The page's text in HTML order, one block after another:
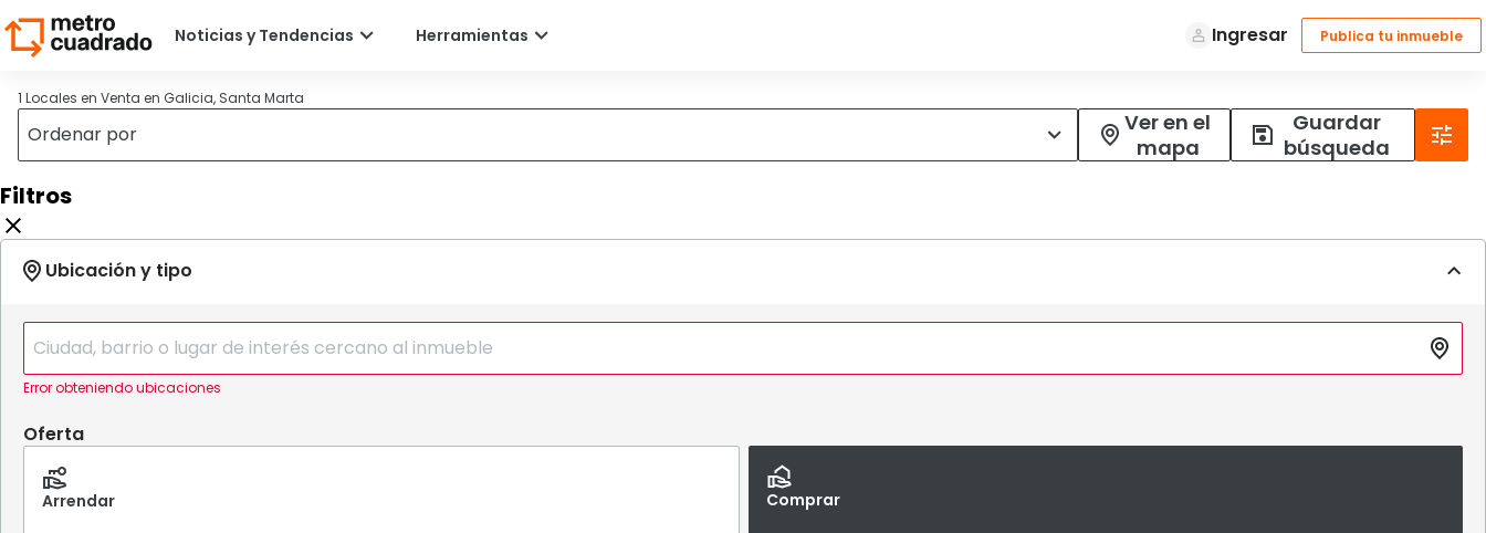
1 Locales en Venta en Galicia, Santa Marta
Ver en el
mapa
Guardar
búsqueda
Filtros
Error obteniendo ubicaciones
Oferta
Arrendar Comprar